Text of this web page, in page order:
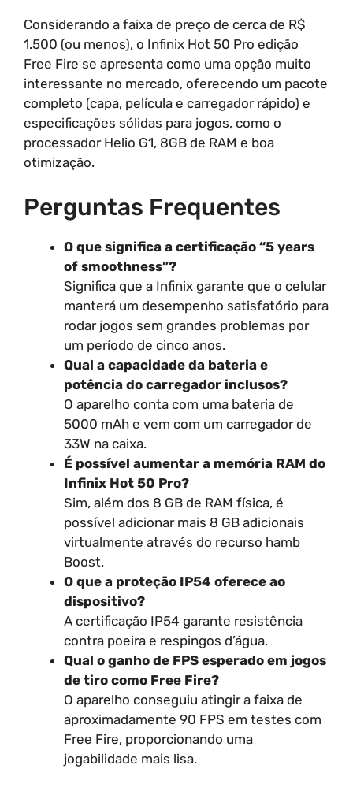
Considerando a faixa de preço de cerca de R$
1.500 (ou menos), o Infinix Hot 50 Pro edição
Free Fire se apresenta como uma opção muito
interessante no mercado, oferecendo um pacote
completo (capa, película e carregador rápido) e
especificações sólidas para jogos, como o
processador Helio G1, 8GB de RAM e boa
otimização.
Perguntas Frequentes
O que significa a certificação “5 years
of smoothness”?
Significa que a Infinix garante que o celular
manterá um desempenho satisfatório para
rodar jogos sem grandes problemas por
um período de cinco anos.
Qual a capacidade da bateria e
potência do carregador inclusos?
O aparelho conta com uma bateria de
5000 mAh e vem com um carregador de
33W na caixa.
É possível aumentar a memória RAM do
Infinix Hot 50 Pro?
Sim, além dos 8 GB de RAM física, é
possível adicionar mais 8 GB adicionais
virtualmente através do recurso hamb
Boost.
O que a proteção IP54 oferece ao
dispositivo?
A certificação IP54 garante resistência
contra poeira e respingos d’água.
Qual o ganho de FPS esperado em jogos
de tiro como Free Fire?
O aparelho conseguiu atingir a faixa de
aproximadamente 90 FPS em testes com
Free Fire, proporcionando uma
jogabilidade mais lisa.